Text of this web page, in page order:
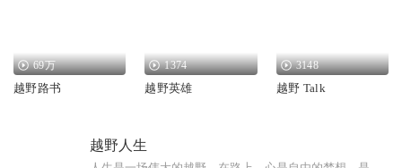
69万
越野路书
1374
越野英雄
3148
越野 Talk
越野人生